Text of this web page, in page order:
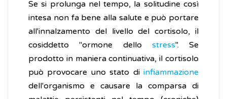
Se si prolunga nel tempo, la solitudine così
intesa non fa bene alla salute e può portare
all'innalzamento del livello del cortisolo, il
cosiddetto "ormone dello stress". Se
prodotto in maniera continuativa, il cortisolo
può provocare uno stato di infiammazione
dell'organismo e causare la comparsa di